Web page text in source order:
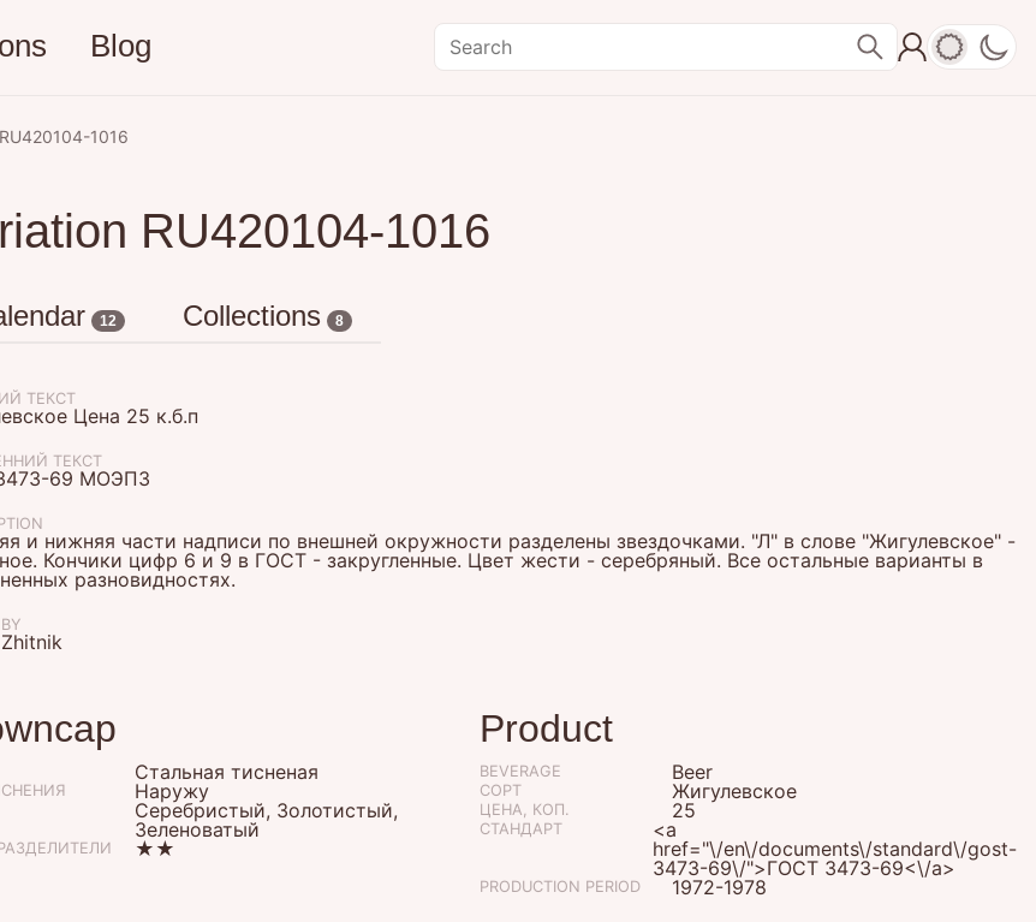
Blog
RU420104-1016
RU420104-1016
12 Collections 8
ТЕКСТ
Цена 25 к.б.п
ТЕКСТ
69 МОЭПЗ
и нижняя части надписи по внешней окружности разделены звездочками. "Л" в слове "Жигулевское" -
Кончики цифр 6 и 9 в ГОСТ - закругленные. Цвет жести - серебряный. Все остальные варианты в
разновидностях.
Стальная тисненая
Наружу
Серебристый, Золотистый,
Зеленоватый
★★
Product
BEVERAGE Beer
СОРТ Жигулевское
ЦЕНА, КОП. 25
СТАНДАРТ
<a
href="\/en\/documents\/standard\/gost-
3473-69\/">ГОСТ 3473-69<\/a>
PRODUCTION PERIOD 1972-1978